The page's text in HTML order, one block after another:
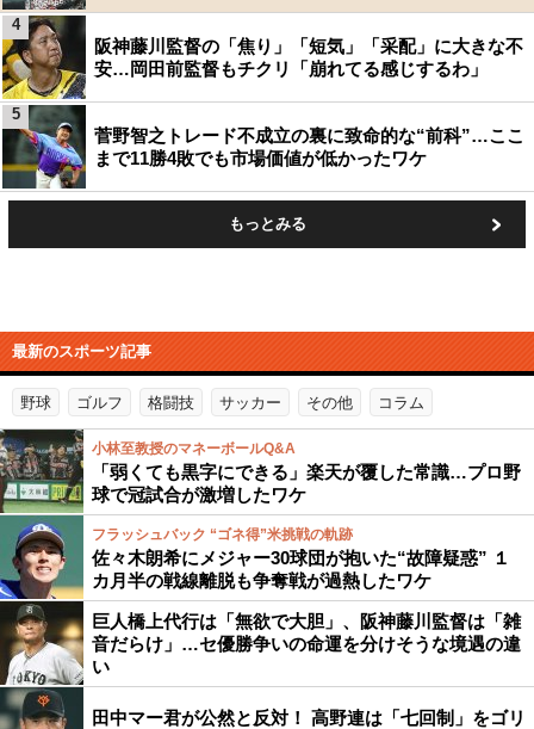
阪神藤川監督の「焦り」「短気」「采配」に大きな不
安…岡田前監督もチクリ「崩れてる感じするわ」
4
菅野智之トレード不成立の裏に致命的な“前科”…ここ
まで11勝4敗でも市場価値が低かったワケ
5
もっとみる
最新のスポーツ記事
野球 ゴルフ 格闘技 サッカー その他 コラム
小林至教授のマネーボールQ&A
「弱くても黒字にできる」楽天が覆した常識…プロ野
球で冠試合が激増したワケ
フラッシュバック “ゴネ得”米挑戦の軌跡
佐々木朗希にメジャー30球団が抱いた“故障疑惑” １
カ月半の戦線離脱も争奪戦が過熱したワケ
巨人橋上代行は「無欲で大胆」、阪神藤川監督は「雑
音だらけ」…セ優勝争いの命運を分けそうな境遇の違
い
田中マー君が公然と反対！ 高野連は「七回制」をゴリ